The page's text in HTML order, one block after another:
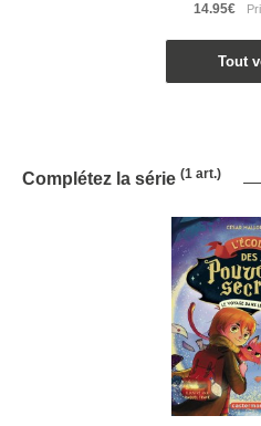
14.95€
Complétez la série (1 art.)